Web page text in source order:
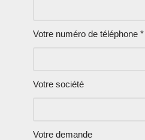
Votre numéro de téléphone *
Votre société
Votre demande